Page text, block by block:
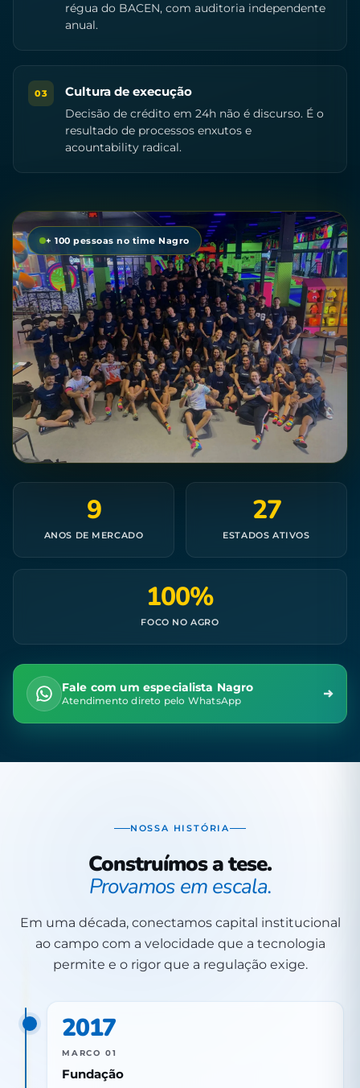
régua do BACEN, com auditoria independente
anual.
03 Cultura de execução
Decisão de crédito em 24h não é discurso. É o
resultado de processos enxutos e
acountability radical.
+ 100 pessoas no time Nagro
9
ANOS DE MERCADO
27
ESTADOS ATIVOS
100%
FOCO NO AGRO
Fale com um especialista Nagro
Atendimento direto pelo WhatsApp
NOSSA HISTÓRIA
Construímos a tese.
Provamos em escala.
Em uma década, conectamos capital institucional
ao campo com a velocidade que a tecnologia
permite e o rigor que a regulação exige.
2017
MARCO 01
Fundação